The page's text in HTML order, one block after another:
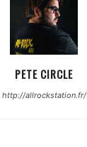
PETE CIRCLE
http://allrockstation.fr/